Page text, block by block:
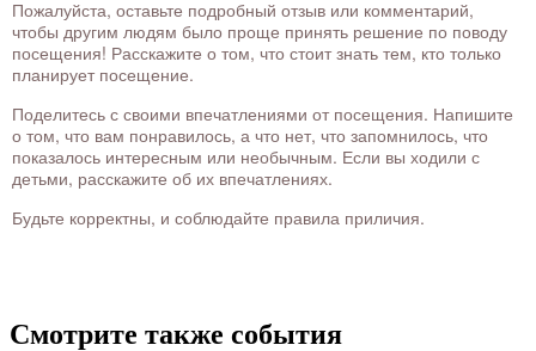
Пожалуйста, оставьте подробный отзыв или комментарий,
чтобы другим людям было проще принять решение по поводу
посещения! Расскажите о том, что стоит знать тем, кто только
планирует посещение.
Поделитесь с своими впечатлениями от посещения. Напишите
о том, что вам понравилось, а что нет, что запомнилось, что
показалось интересным или необычным. Если вы ходили с
детьми, расскажите об их впечатлениях.
Будьте корректны, и соблюдайте правила приличия.
Смотрите также события